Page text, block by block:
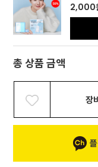
2,000
총 상품 금액
장